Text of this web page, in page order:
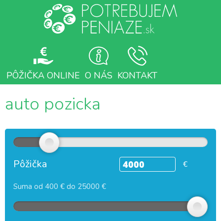
PÔŽIČKA ONLINE O NÁS KONTAKT
auto pozicka
Pôžička €
Suma od 400 € do 25000 €